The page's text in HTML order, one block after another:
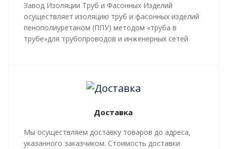
Завод Изоляции Труб и Фасонных Изделий
осуществляет изоляцию труб и фасонных изделий
пенополиуретаном (ППУ) методом «труба в
трубе»для трубопроводов и инженерных сетей
Все работы, производящиеся в рамках
мероприятий по изоляции труб и трубопроводной
и СТ 4937-001-18929664-04.
Доставка
Мы осуществляем доставку товаров до адреса,
указанного заказчиком. Стоимость доставки